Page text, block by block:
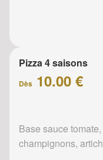
Pizza 4 saisons
Dès 10.00 €
Base sauce
champignons,